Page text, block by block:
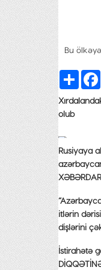
Bu
olub
Rusiyaya
itlərin
dişlərini
İstirahətə